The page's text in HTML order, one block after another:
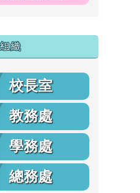
織
校長室
教務處
學務處
總務處